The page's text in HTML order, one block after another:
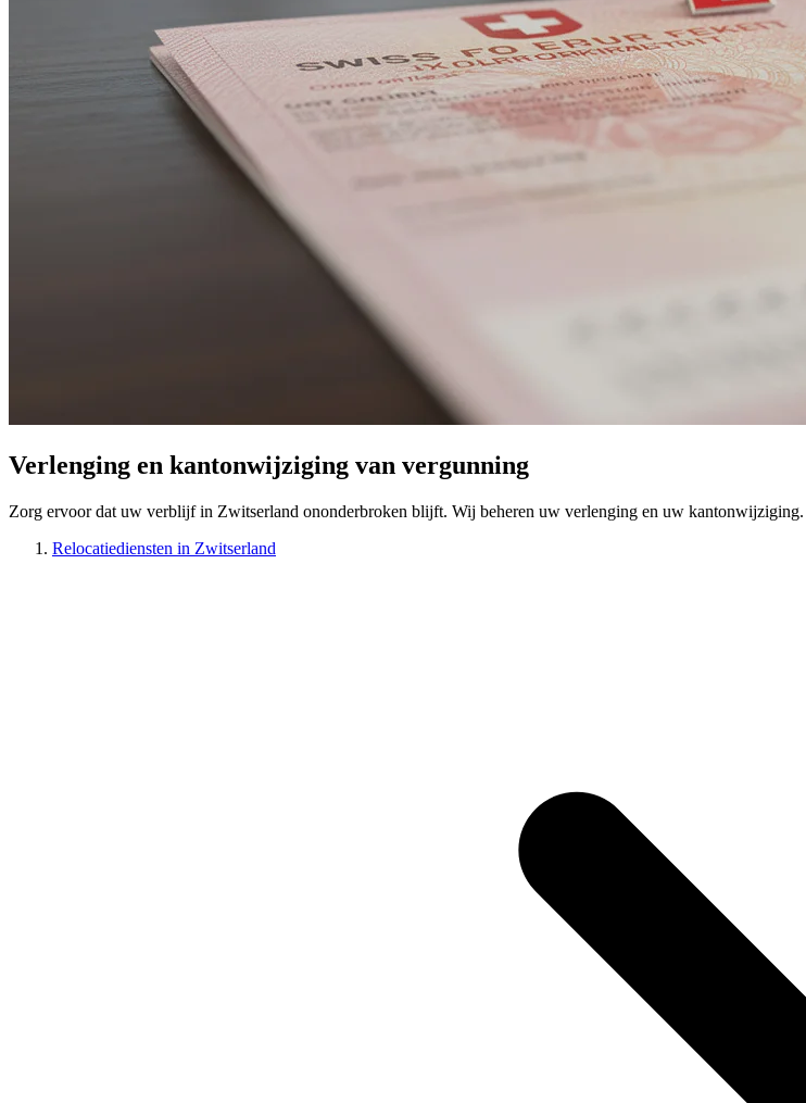
Verlenging en kantonwijziging van vergunning
Zorg ervoor dat uw verblijf in Zwitserland ononderbroken blijft. Wij beheren uw verlenging en uw kantonwijziging.
Relocatiediensten in Zwitserland